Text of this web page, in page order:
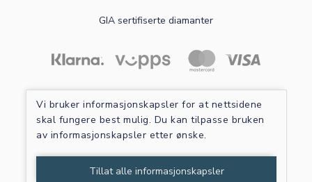
Vi bruker informasjonskapsler for at nettsidene
skal fungere best mulig. Du kan tilpasse bruken
av informasjonskapsler etter ønske.
Tillat alle informasjonskapsler
GIA sertifiserte diamanter
Les mer om sikker betaling